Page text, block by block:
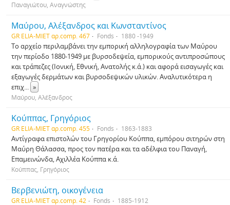
Παναγιώτου, Αναγνώστης
Μαύρου, Αλέξανδρος και Κωνσταντίνος
GR ELIA-MIET αρ.comp. 467 Fonds 1880 -1949
Το αρχείο περιλαμβάνει την εμπορική αλληλογραφία των Μαύρου
την περίοδο 1880-1949 με βυρσοδεψεία, εμπορικούς αντιπροσώπους
και τράπεζες (Ιονική, Εθνική, Ανατολής κ.ά.) και αφορά εισαγωγές και
εξαγωγές δερμάτων και βυρσοδεψικών υλικών. Αναλυτικότερα η
επιχ... »
Μαύρου, Αλέξανδρος
Κούππας, Γρηγόριος
GR ELIA-MIET αρ.comp. 455 Fonds 1863-1883
Αντίγραφα επιστολών του Γρηγορίου Κούππα, εμπόρου σιτηρών στη
Μαύρη Θάλασσα, προς τον πατέρα και τα αδέλφια του Παναγή,
Επαμεινώνδα, Αχιλλέα Κούππα κ.ά.
Κούππας, Γρηγόριος
Βερβενιώτη, οικογένεια
GR ELIA-MIET αρ.comp. 42 Fonds 1885-1912